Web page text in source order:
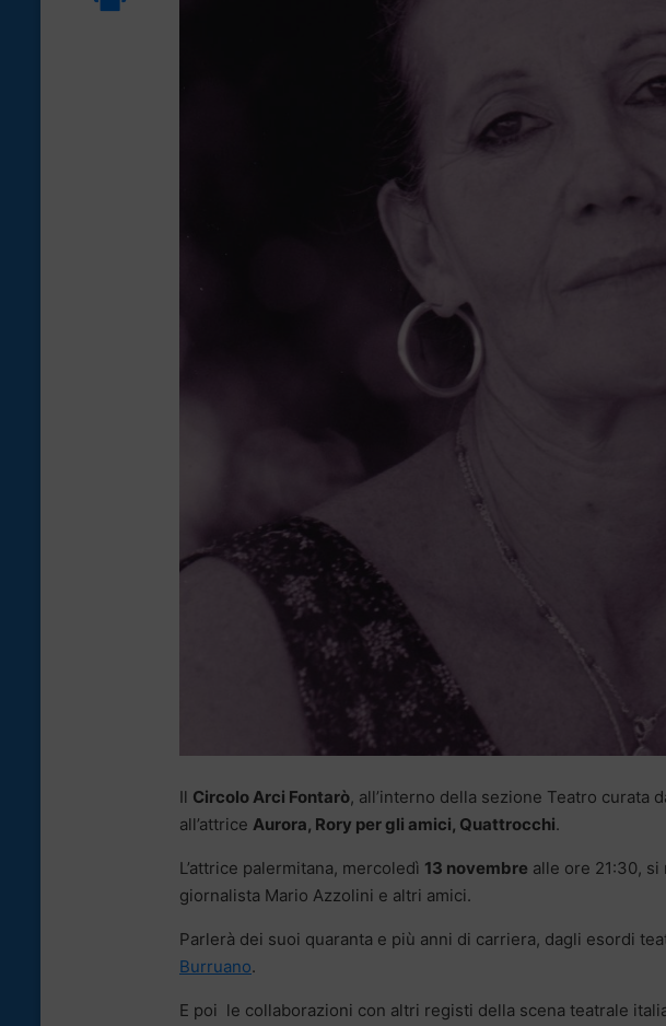
Il Circolo Arci Fontarò, all’interno della sezione Teatro curata
all’attrice Aurora, Rory per gli amici, Quattrocchi.
L’attrice palermitana, mercoledì 13 novembre alle ore 21:30,
giornalista Mario Azzolini e altri amici.
Parlerà dei suoi quaranta e più anni di carriera, dagli esordi
Burruano.
E poi le collaborazioni con altri registi della scena teatrale